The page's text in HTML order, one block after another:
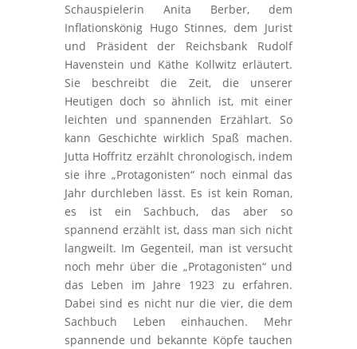
Schauspielerin Anita Berber, dem
Inflationskönig Hugo Stinnes, dem Jurist
und Präsident der Reichsbank Rudolf
Havenstein und Käthe Kollwitz erläutert.
Sie beschreibt die Zeit, die unserer
Heutigen doch so ähnlich ist, mit einer
leichten und spannenden Erzählart. So
kann Geschichte wirklich Spaß machen.
Jutta Hoffritz erzählt chronologisch, indem
sie ihre „Protagonisten“ noch einmal das
Jahr durchleben lässt. Es ist kein Roman,
es ist ein Sachbuch, das aber so
spannend erzählt ist, dass man sich nicht
langweilt. Im Gegenteil, man ist versucht
noch mehr über die „Protagonisten“ und
das Leben im Jahre 1923 zu erfahren.
Dabei sind es nicht nur die vier, die dem
Sachbuch Leben einhauchen. Mehr
spannende und bekannte Köpfe tauchen